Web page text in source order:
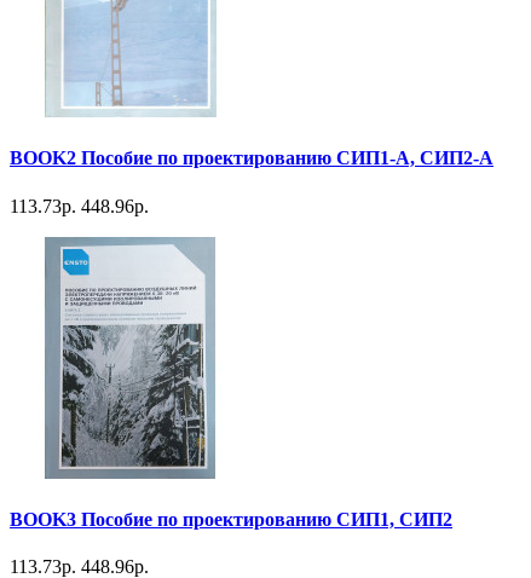
BOOK2 Пособие по проектированию СИП1-А, СИП2-А
113.73р. 448.96р.
BOOK3 Пособие по проектированию СИП1, СИП2
113.73р. 448.96р.